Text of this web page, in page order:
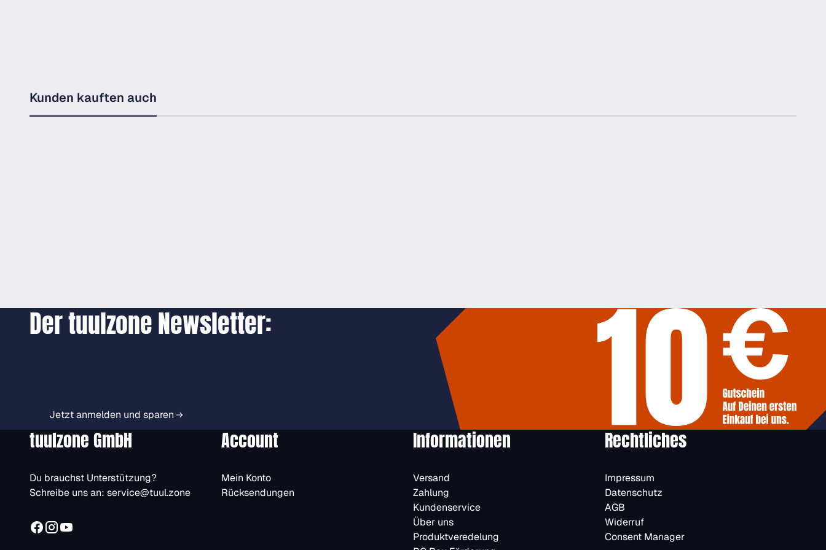
Kunden kauften auch
Der tuulzone Newsletter:
Jetzt anmelden und sparen
tuulzone GmbH
Du brauchst Unterstützung?
Schreibe uns an: service@tuul.zone
Account
Mein Konto
Rücksendungen
Informationen
Versand
Zahlung
Kundenservice
Über uns
Produktveredelung
Rechtliches
Impressum
Datenschutz
AGB
Widerruf
Consent Manager